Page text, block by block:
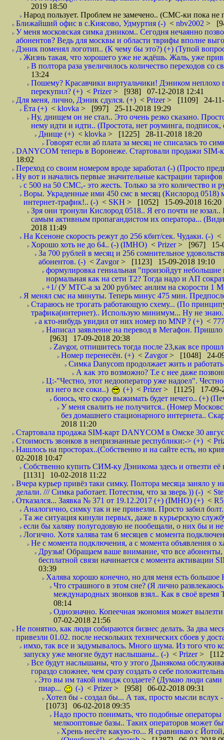
2019 18:50
Народ пользует. Проблем не замечено.. (СМС-ки пока
Ближайший офис в с.Киясово, Удмуртия (-) < nbv2002 >
У меня московская симка дэником.. Сегодня нечаянно
абонентов? Ведь для москвы и области тврифы вполне
Дэник поменял логотип.. (К чему бы это?) (+) (Тупой
Жизнь такая, что хорошего уже не ждёшь. Жаль, уже
В полтора раза увеличилось количество переходов
13:24
Пошему? Красавчики виртуальчики! Дэником
перекупил? (+) < Prizer> [938] 07-12-2018 12:41
Для меня, лично, Дэник сдулся. (+) < Prizer> [1109] 24-11-
Ёта (+) < klovka > [997] 25-11-2018 19:29
Ну, днищем он не стал.. Это очень резко сказано.
нему идти и идти.. (Простота, нет роуминга,
Днище (+) < klovka > [1225] 28-11-2018 18:20
Говорят если аб плата за месяц не списалась то
DANYCOM теперь в Воронеже. Стартовали продажи SIM-
18:02
Переход со своим номером вроде заработал (-) (Просто
Ну вот и начались первые значительные кастрации
с 500 на 50 СМС,- это жесть. Только за это количество и
Воры. Украденные ими 450 смс в месяц (Кислород 0518)
интернет-трафик!.. (-) < SKH > [1052] 15-09-2018 16:20
Зря они тронули Кислород 0518.. Я его почти не
самым активным пропагандистом их оператора...
2018 11:49
На Ксеноне скорость режут до 256 кбит/сек. Чудаки. (-) <
Хорошо хоть не до 64.. (-) (IMHO) < Prizer> [967] 15-
За 700 рублей в месяц и 256 сомнительное
абонентов. (-) < Zavgor> [1123] 15-09-2018 19:10
формулировка гениальная "произойдут небольшие
нормальная как на сети Т2? Тогда надо и АП
+1/ (У МТС-а за 200 руб/мес анлим на скорости 1
Я менял смс на минуты. Теперь минус 475 мин.
Стараюсь не трогать работающую схему... (По
трафика(интернет).. Использую минимум... Ну не
а кто-нибудь увидил от них номер по MNP ? (+) <
Написал заявление на перевод в Мегафон.
[963] 17-09-2018 20:38
Zavgor, отпишитесь тогда после 23,как все
Номер перенесён. (+) < Zavgor> [1048] 24-
Симка Danycom продолжает жить и
А как это возможно? Т.е с нее даже
Ц:-"Честно, этот недооператор уже надоел".
из него все соки..)
(+) < Prizer> [1125] 17-09-
боюсь, что скоро выжимать будет нечего.. (+)
У меня свалить не получится.. (Номер
без домашнего стационарного интернета..
2018 11:20
Стартовала продажа SIM-карт DANYCOM в Омске 30
Стоимость звонков в непризнанные республики:-> (+) <
Нашлось на просторах..(Собственно и на сайте есть, но
02-2018 10:47
Собственно купить СИМ-ку Дэникома здесь и отвезти
[1131] 10-02-2018 11:22
Вчера курьер привёз таки симку. Полтора месяца заняло
делали. /// Симка работает. Потестим, что за зверь )) (-) <
Отказался... Заявка № 371 от 19.12.2017 (+) (IMHO) (+) <
Аналогично, симку так и не привезли. Просто забил
Та же ситуация кинули первых, даже в курьерскую
если бы халяву полугодовую не пообещали, о них бы и
Логично. Хотя халява там 6 месяцев с момента
Не с момента подключения, а с момента объявления о
Друзья! Обращаем ваше внимание, что все
бесплатной связи начинается с момента
03:39
Халява хорошо конечно, но для меня есть
Что страшного в этом сне? (Я лично
международных звонков взял.. Как в своё
08:14
Однозначно. Копеечная экономия может
07-02-2018 21:56
Не понятно, как люди собираются бизнес делать. За два
привезли 01.02. после нескольких технических сбоев у
имхо, так все и задумывалось. Много шума. Из того что
запуску уже многие будут наслышаны.. (-) < Prizer>
Все будут наслышаны, что у этого Дынякома
гораздо сложнее, чем сразу создать о себе
Это вы им такой имидж создаете? (Думаю люди сами
пиар...
(-) < Prizer> [958] 06-02-2018 09:31
Хотел бы - создал бы... А так, просто мысли вслух
[1073] 06-02-2018 09:35
Надо просто понимать, что подобные
мелкооптовые базы.. Таких операторов может
Хрень несёте какую-то... Я сравниваю с